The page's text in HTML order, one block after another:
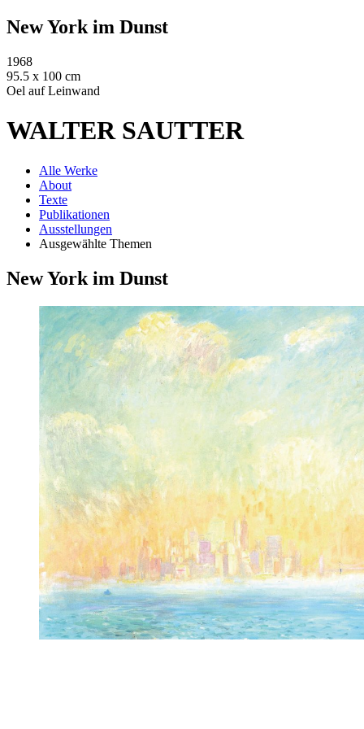
New York im Dunst
1968
95.5 x 100 cm
Oel auf Leinwand
WALTER SAUTTER
Alle Werke
About
Texte
Publikationen
Ausstellungen
Ausgewählte Themen
New York im Dunst